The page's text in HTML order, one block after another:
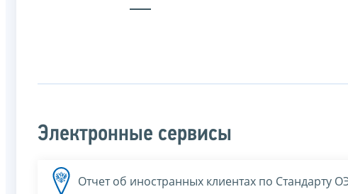
Электронные сервисы
Отчет об иностранных клиентах по Стандарту